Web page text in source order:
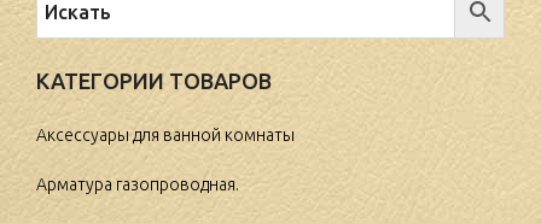
КАТЕГОРИИ ТОВАРОВ
Аксессуары для ванной комнаты
Арматура газопроводная.